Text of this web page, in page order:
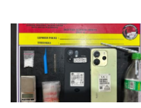
Kreatif